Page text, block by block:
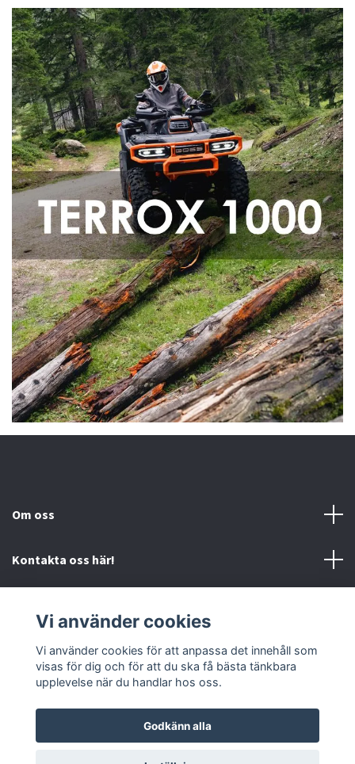
Om oss
Kontakta oss här!
Sociala medier
© 2026 Mc-Butiken
Vi använder cookies
Vi använder cookies för att anpassa det innehåll som
visas för dig och för att du ska få bästa tänkbara
upplevelse när du handlar hos oss.
Godkänn alla